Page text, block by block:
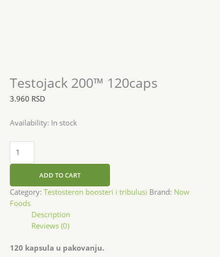
Testojack 200™ 120caps
3.960 RSD
Availability: In stock
ADD TO CART
Category: Testosteron boosteri i tribulusi Brand: Now
Foods
Description
Reviews (0)
120 kapsula u pakovanju.